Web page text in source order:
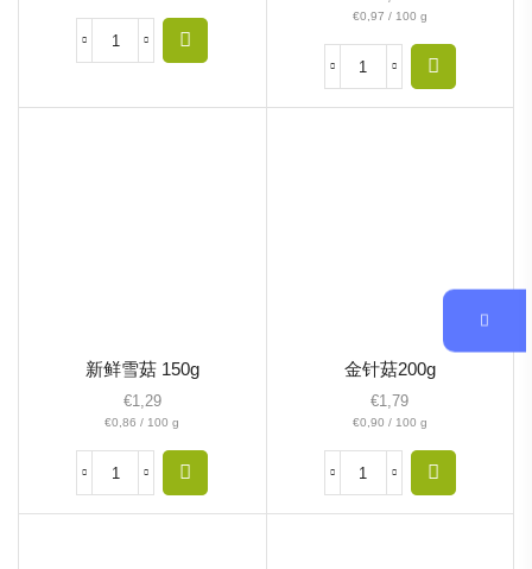
€0,97 / 100 g
新鲜雪菇 150g
€1,29
€0,86 / 100 g
金针菇200g
€1,79
€0,90 / 100 g